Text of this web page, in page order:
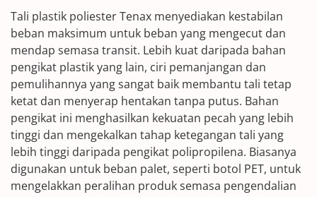
Tali plastik poliester Tenax menyediakan kestabilan
beban maksimum untuk beban yang mengecut dan
mendap semasa transit. Lebih kuat daripada bahan
pengikat plastik yang lain, ciri pemanjangan dan
pemulihannya yang sangat baik membantu tali tetap
ketat dan menyerap hentakan tanpa putus. Bahan
pengikat ini menghasilkan kekuatan pecah yang lebih
tinggi dan mengekalkan tahap ketegangan tali yang
lebih tinggi daripada pengikat polipropilena. Biasanya
digunakan untuk beban palet, seperti botol PET, untuk
mengelakkan peralihan produk semasa pengendalian